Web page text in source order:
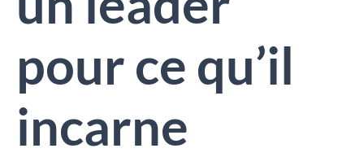
pour ce qu’il
incarne